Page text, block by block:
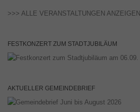
>>> ALLE VERANSTALTUNGEN ANZEIGEN
FESTKONZERT ZUM STADTJUBILÄUM
AKTUELLER GEMEINDEBRIEF